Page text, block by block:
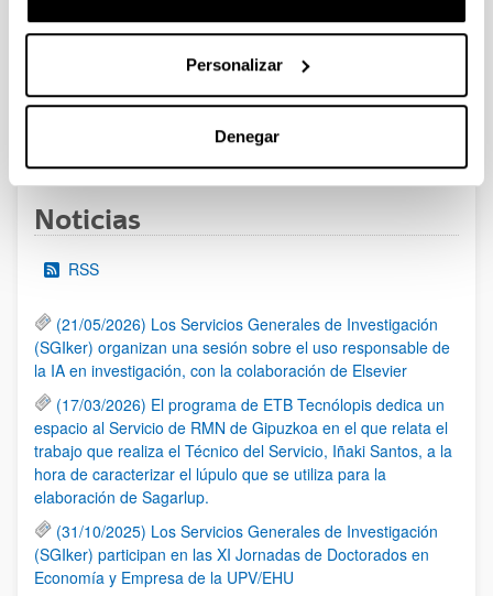
Personalizar
Denegar
presentación: 10/06/2026)
Se ha publicado la convocatoria
PáginaPáginaPágina
4 Página
5
Noticias
RSS
(21/05/2026) Los Servicios Generales de Investigación
(SGIker) organizan una sesión sobre el uso responsable de
la IA en investigación, con la colaboración de Elsevier
(17/03/2026) El programa de ETB Tecnólopis dedica un
espacio al Servicio de RMN de Gipuzkoa en el que relata el
trabajo que realiza el Técnico del Servicio, Iñaki Santos, a la
hora de caracterizar el lúpulo que se utiliza para la
elaboración de Sagarlup.
(31/10/2025) Los Servicios Generales de Investigación
(SGIker) participan en las XI Jornadas de Doctorados en
Economía y Empresa de la UPV/EHU